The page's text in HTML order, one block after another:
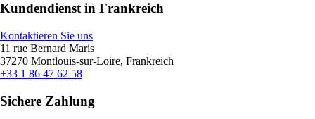
Kundendienst in Frankreich
Kontaktieren Sie uns
11 rue Bernard Maris
37270 Montlouis-sur-Loire, Frankreich
+33 1 86 47 62 58
Sichere Zahlung